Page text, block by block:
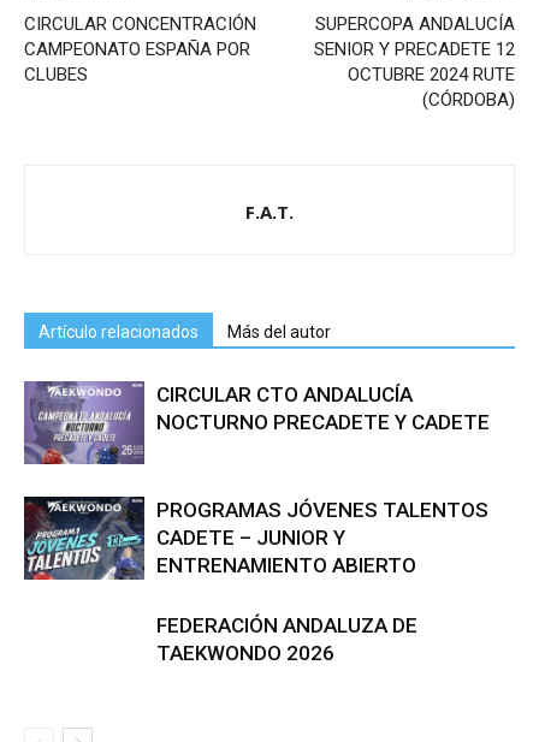
CIRCULAR CONCENTRACIÓN
CAMPEONATO ESPAÑA POR
CLUBES
SUPERCOPA ANDALUCÍA
SENIOR Y PRECADETE 12
OCTUBRE 2024 RUTE
(CÓRDOBA)
F.A.T.
Artículo relacionados Más del autor
CIRCULAR CTO ANDALUCÍA
NOCTURNO PRECADETE Y CADETE
PROGRAMAS JÓVENES TALENTOS
CADETE – JUNIOR Y
ENTRENAMIENTO ABIERTO
FEDERACIÓN ANDALUZA DE
TAEKWONDO 2026